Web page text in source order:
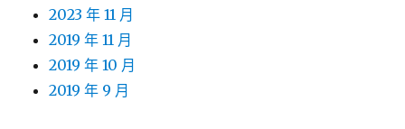
2023 年 11 月
2019 年 11 月
2019 年 10 月
2019 年 9 月